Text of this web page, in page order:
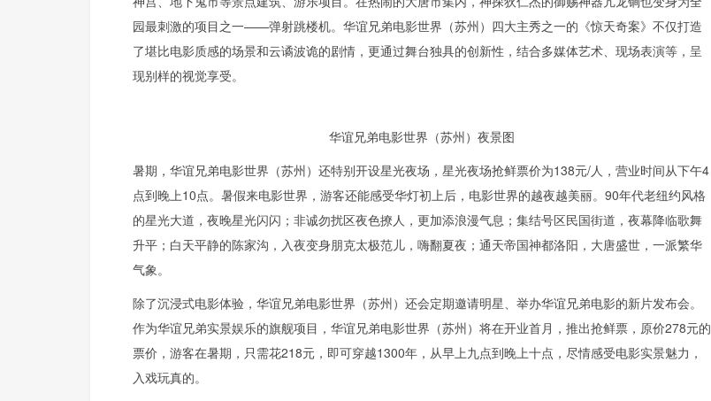
园最刺激的项目之一——弹射跳楼机。华谊兄弟电影世界（苏州）四大主秀之一的《惊天奇案》不仅打造
了堪比电影质感的场景和云谲波诡的剧情，更通过舞台独具的创新性，结合多媒体艺术、现场表演等，呈
现别样的视觉享受。
华谊兄弟电影世界（苏州）夜景图
暑期，华谊兄弟电影世界（苏州）还特别开设星光夜场，星光夜场抢鲜票价为138元/人，营业时间从下午4
点到晚上10点。暑假来电影世界，游客还能感受华灯初上后，电影世界的越夜越美丽。90年代老纽约风格
的星光大道，夜晚星光闪闪；非诚勿扰区夜色撩人，更加添浪漫气息；集结号区民国街道，夜幕降临歌舞
升平；白天平静的陈家沟，入夜变身朋克太极范儿，嗨翻夏夜；通天帝国神都洛阳，大唐盛世，一派繁华
气象。
除了沉浸式电影体验，华谊兄弟电影世界（苏州）还会定期邀请明星、举办华谊兄弟电影的新片发布会。
作为华谊兄弟实景娱乐的旗舰项目，华谊兄弟电影世界（苏州）将在开业首月，推出抢鲜票，原价278元的
票价，游客在暑期，只需花218元，即可穿越1300年，从早上九点到晚上十点，尽情感受电影实景魅力，
入戏玩真的。